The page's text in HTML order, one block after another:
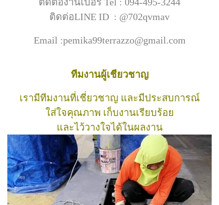
ติดต่อLINE ID : @702qvmav
Email :pemika99terrazzo@gmail.com
ทีมงานผู้เชียวชาญ
เรามีทีมงานที่เชี่ยวชาญ และมีประสบการณ์
ใส่ใจคุณภาพ เก็บงานเรียบร้อย
และไว้วางใจได้ในผลงาน